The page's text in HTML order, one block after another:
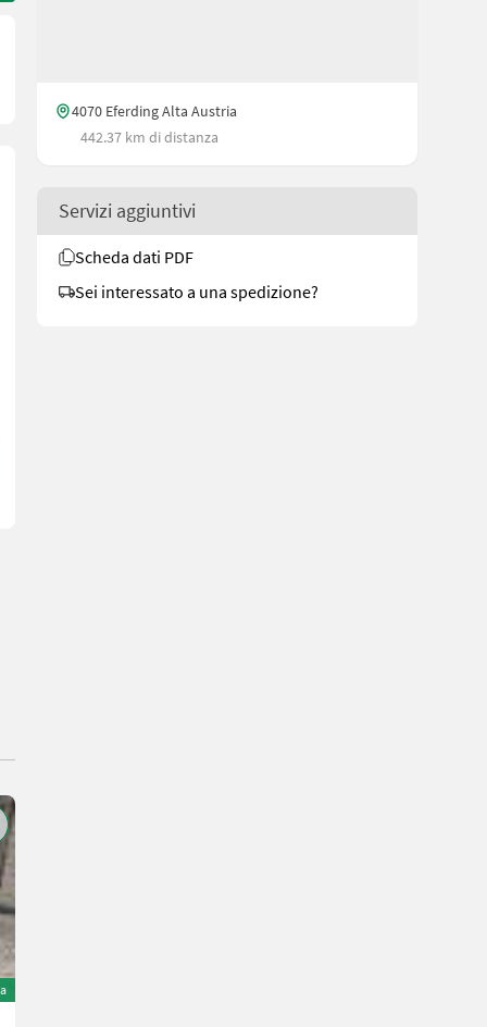
4070 Eferding Alta Austria
442.37 km di distanza
Servizi aggiuntivi
Scheda dati PDF
Sei interessato a una spedizione?